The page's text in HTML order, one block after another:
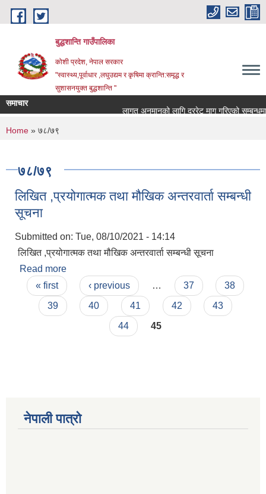
Skip to main content
बुद्धशान्ति गाउँपालिका
कोशी प्रदेश, नेपाल सरकार
"स्वास्थ्य,पूर्वाधार ,लघुउद्यम र कृषिमा क्रान्ति:समृद्ध र
सुशासनयुक्त बुद्धशान्ति "
समाचार
लागत अनुमानको लागि दररेट माग गरिएको सम्बन्धमा
You are here
Home » ७८/७९
७८/७९
लिखित ,प्रयोगात्मक तथा मौखिक अन्तरवार्ता सम्बन्धी
सूचना
Submitted on: Tue, 08/10/2021 - 14:14
लिखित ,प्रयोगात्मक तथा मौखिक अन्तरवार्ता सम्बन्धी सूचना
Read more
सूचना
Pages
« first ‹ previous … 37
38
39
40 41 42
43
44
45
नेपाली पात्रो